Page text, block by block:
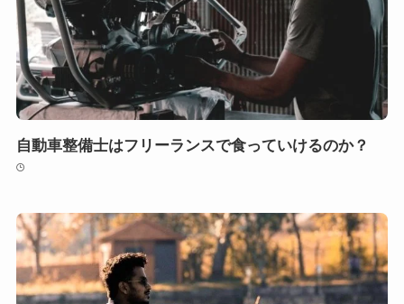
自動車整備士はフリーランスで食っていけるのか？